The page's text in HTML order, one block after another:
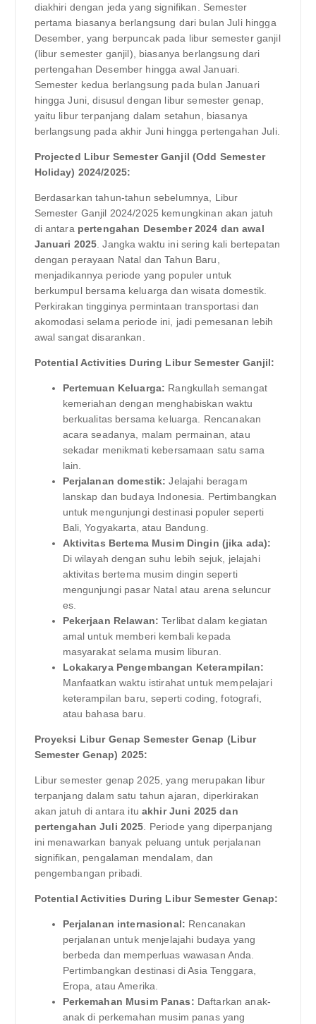
diakhiri dengan jeda yang signifikan. Semester
pertama biasanya berlangsung dari bulan Juli hingga
Desember, yang berpuncak pada libur semester ganjil
(libur semester ganjil), biasanya berlangsung dari
pertengahan Desember hingga awal Januari.
Semester kedua berlangsung pada bulan Januari
hingga Juni, disusul dengan libur semester genap,
yaitu libur terpanjang dalam setahun, biasanya
berlangsung pada akhir Juni hingga pertengahan Juli.
Projected Libur Semester Ganjil (Odd Semester
Holiday) 2024/2025:
Berdasarkan tahun-tahun sebelumnya, Libur
Semester Ganjil 2024/2025 kemungkinan akan jatuh
di antara pertengahan Desember 2024 dan awal
Januari 2025 . Jangka waktu ini sering kali bertepatan
dengan perayaan Natal dan Tahun Baru,
menjadikannya periode yang populer untuk
berkumpul bersama keluarga dan wisata domestik.
Perkirakan tingginya permintaan transportasi dan
akomodasi selama periode ini, jadi pemesanan lebih
awal sangat disarankan.
Potential Activities During Libur Semester Ganjil:
Pertemuan Keluarga: Rangkullah semangat
kemeriahan dengan menghabiskan waktu
berkualitas bersama keluarga. Rencanakan
acara seadanya, malam permainan, atau
sekadar menikmati kebersamaan satu sama
lain.
Perjalanan domestik: Jelajahi beragam
lanskap dan budaya Indonesia. Pertimbangkan
untuk mengunjungi destinasi populer seperti
Bali, Yogyakarta, atau Bandung.
Aktivitas Bertema Musim Dingin (jika ada):
Di wilayah dengan suhu lebih sejuk, jelajahi
aktivitas bertema musim dingin seperti
mengunjungi pasar Natal atau arena seluncur
es.
Pekerjaan Relawan: Terlibat dalam kegiatan
amal untuk memberi kembali kepada
masyarakat selama musim liburan.
Lokakarya Pengembangan Keterampilan:
Manfaatkan waktu istirahat untuk mempelajari
keterampilan baru, seperti coding, fotografi,
atau bahasa baru.
Proyeksi Libur Genap Semester Genap (Libur
Semester Genap) 2025:
Libur semester genap 2025, yang merupakan libur
terpanjang dalam satu tahun ajaran, diperkirakan
akan jatuh di antara ituakhir Juni 2025 dan
pertengahan Juli 2025 . Periode yang diperpanjang
ini menawarkan banyak peluang untuk perjalanan
signifikan, pengalaman mendalam, dan
pengembangan pribadi.
Potential Activities During Libur Semester Genap:
Perjalanan internasional: Rencanakan
perjalanan untuk menjelajahi budaya yang
berbeda dan memperluas wawasan Anda.
Pertimbangkan destinasi di Asia Tenggara,
Eropa, atau Amerika.
Perkemahan Musim Panas: Daftarkan anak-
anak di perkemahan musim panas yang